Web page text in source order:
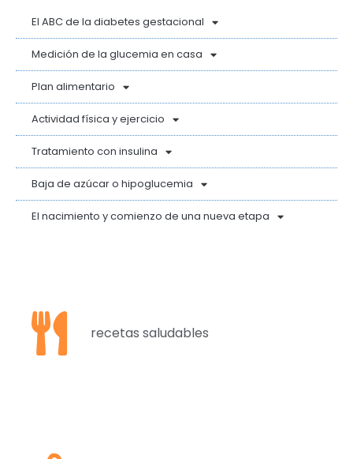
El ABC de la diabetes gestacional
Medición de la glucemia en casa
Plan alimentario
Actividad física y ejercicio
Tratamiento con insulina
Baja de azúcar o hipoglucemia
El nacimiento y comienzo de una nueva etapa
recetas saludables